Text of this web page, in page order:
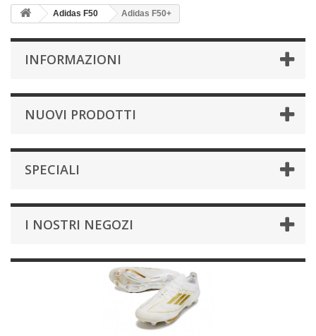
Adidas F50 Adidas F50+
INFORMAZIONI
NUOVI PRODOTTI
SPECIALI
I NOSTRI NEGOZI